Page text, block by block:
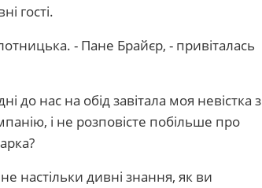
гості.
- Пане Брайєр, - привіталась
до нас на обід завітала моя невістка з
і не розповісте побільше про
настільки дивні знання, як ви